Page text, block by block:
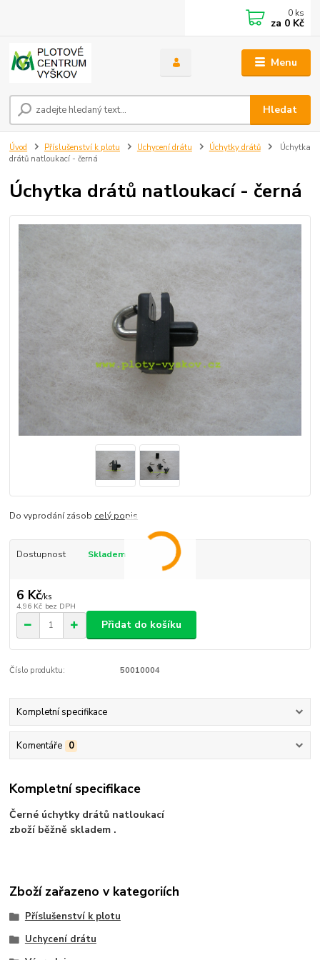
Menu
Hledat
0 ks
za 0 Kč
Úvod Příslušenství k plotu Uchycení drátu Úchytky drátů
Úchytka
drátů natloukací - černá
Úchytka drátů natloukací - černá
Do vyprodání zásob celý popis
Dostupnost Skladem
6 Kč/ks
4,96 Kč bez DPH
Přidat do košíku
Číslo produktu: 50010004
Kompletní specifikace
Komentáře 0
Kompletní specifikace
Černé úchytky drátů natloukací
zboží běžně skladem .
Zboží zařazeno v kategoriích
Příslušenství k plotu
Uchycení drátu